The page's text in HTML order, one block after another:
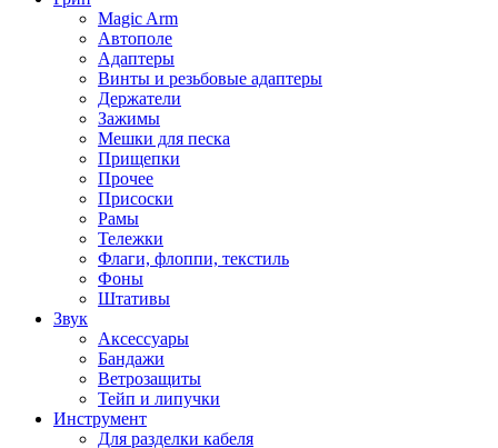
Magic Arm
Автополе
Адаптеры
Винты и резьбовые адаптеры
Держатели
Зажимы
Мешки для песка
Прищепки
Прочее
Присоски
Рамы
Тележки
Флаги, флоппи, текстиль
Фоны
Штативы
Звук
Аксессуары
Бандажи
Ветрозащиты
Тейп и липучки
Инструмент
Для разделки кабеля